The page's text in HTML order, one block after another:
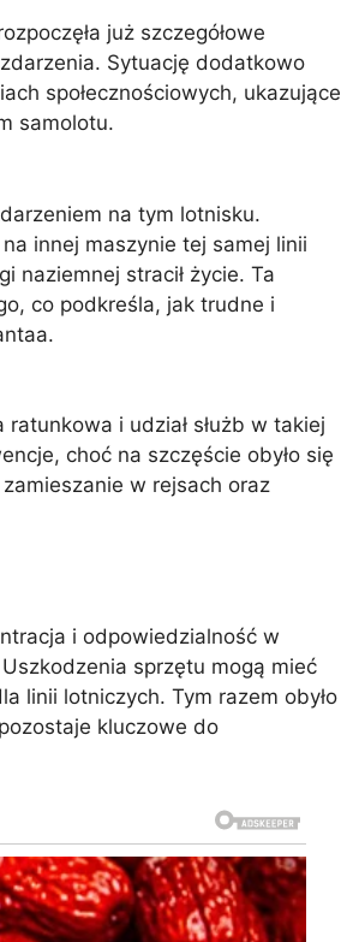
już szczegółowe
Sytuację dodatkowo
społecznościowych, ukazujące
samolotu.
na tym lotnisku.
innej maszynie tej samej linii
naziemnej stracił życie. Ta
co podkreśla, jak trudne i
i udział służb w takiej
choć na szczęście obyło się
w rejsach oraz
i odpowiedzialność w
sprzętu mogą mieć
linii lotniczych. Tym razem obyło
kluczowe do